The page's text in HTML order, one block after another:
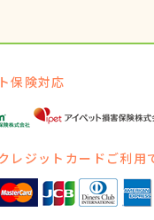
保険対応
レジットカードご利用